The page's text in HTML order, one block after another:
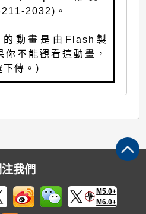
2032)。
動畫是由Flash製
你不能觀看這動畫，
下傳。)
注我們
M5.0+
M6.0+